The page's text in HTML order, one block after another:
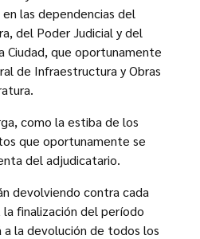
las dependencias del
del Poder Judicial y del
Ciudad, que oportunamente
de Infraestructura y Obras
como la estiba de los
que oportunamente se
del adjudicatario.
devolviendo contra cada
finalización del período
la devolución de todos los